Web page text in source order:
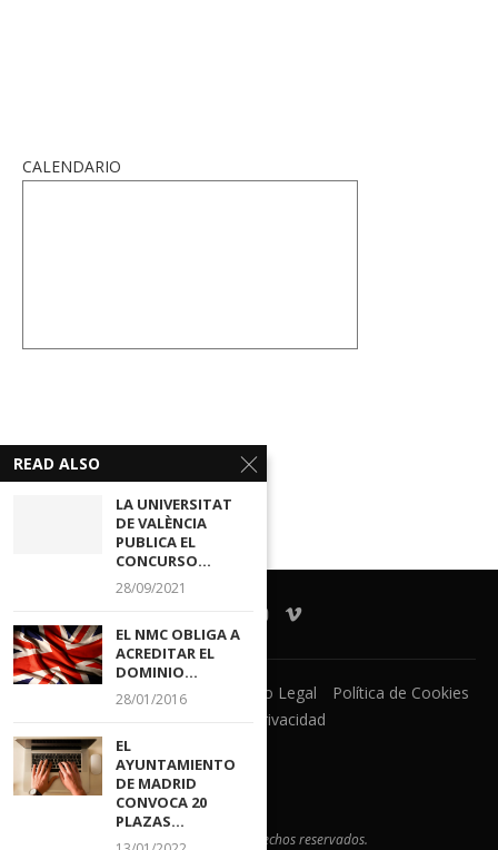
CALENDARIO
Ventanilla Unica CECOVA Aviso Legal
Política de Cookies
Política de Privacidad
@2021 - Todos los derechos reservados.
READ ALSO
LA UNIVERSITAT
DE VALÈNCIA
PUBLICA EL
CONCURSO...
28/09/2021
EL NMC OBLIGA A
ACREDITAR EL
DOMINIO...
28/01/2016
EL
AYUNTAMIENTO
DE MADRID
CONVOCA 20
PLAZAS...